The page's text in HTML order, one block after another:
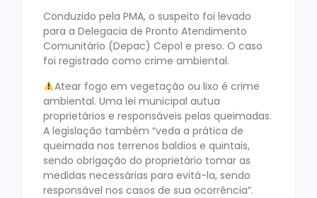
Conduzido pela PMA, o suspeito foi levado
para a Delegacia de Pronto Atendimento
Comunitário (Depac) Cepol e preso. O caso
foi registrado como crime ambiental.
Atear fogo em vegetação ou lixo é crime
ambiental. Uma lei municipal autua
proprietários e responsáveis pelas queimadas.
A legislação também “veda a prática de
queimada nos terrenos baldios e quintais,
sendo obrigação do proprietário tomar as
medidas necessárias para evitá-la, sendo
responsável nos casos de sua ocorrência”.